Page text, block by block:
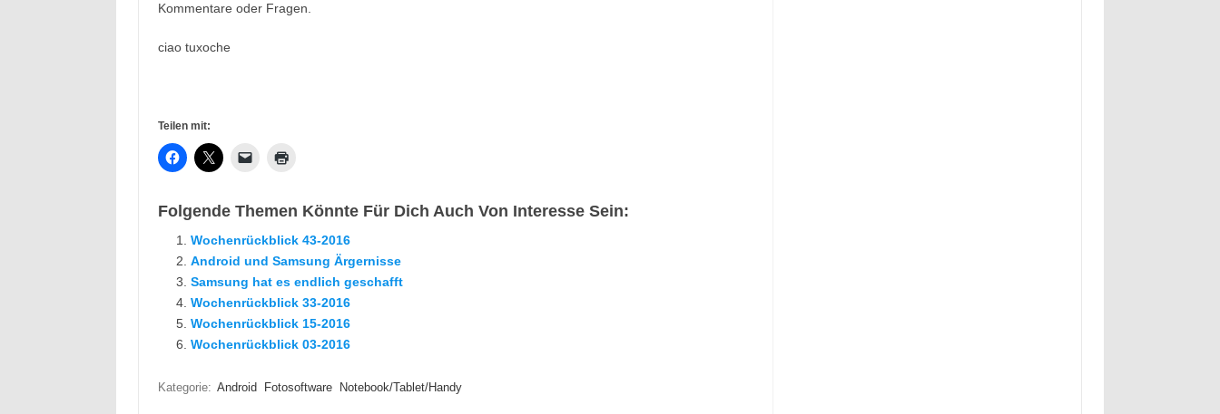
Kommentare oder Fragen.
ciao tuxoche
Teilen mit:
Folgende Themen Könnte Für Dich Auch Von Interesse Sein:
Wochenrückblick 43-2016
Android und Samsung Ärgernisse
Samsung hat es endlich geschafft
Wochenrückblick 33-2016
Wochenrückblick 15-2016
Wochenrückblick 03-2016
Kategorie: Android Fotosoftware Notebook/Tablet/Handy